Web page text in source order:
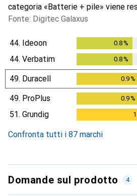
categoria «Batterie + pile» viene
Fonte: Digitec Galaxus
44. Ideoon 0.8 %
44. Verbatim 0.8 %
49. Duracell 0.9%
49. ProPlus 0.9%
51. Grundig 1
Confronta tutti i 87 marchi
Domande sul prodotto 4